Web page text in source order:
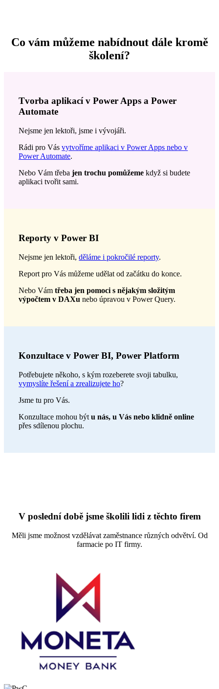
Co vám můžeme nabídnout dále kromě
školení?
Tvorba aplikací v Power Apps a Power
Automate
Nejsme jen lektoři, jsme i vývojáři.
Rádi pro Vásvytvoříme aplikaci v Power Apps nebo v
Power Automate.
Nebo Vám třebajen trochu pomůžeme když si budete
aplikaci tvořit sami.
Reporty v Power BI
Nejsme jen lektoři,děláme i pokročilé reporty.
Report pro Vás můžeme udělat od začátku do konce.
Nebo Vámtřeba jen pomoci s nějakým složitým
výpočtem v DAXu nebo úpravou v Power Query.
Konzultace v Power BI, Power Platform
Potřebujete někoho, s kým rozeberete svoji tabulku,
vymyslíte řešení a zrealizujete ho?
Jsme tu pro Vás.
Konzultace mohou býtu nás, u Vás nebo klidně online
přes sdílenou plochu.
V poslední době jsme školili lidi z těchto firem
Měli jsme možnost vzdělávat zaměstnance různých odvětví. Od
farmacie po IT firmy.